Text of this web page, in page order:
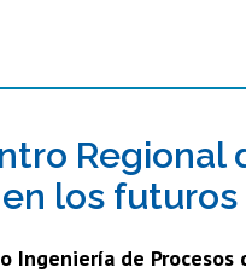
Regional
los
Ingeniería de